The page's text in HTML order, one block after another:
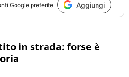
Google preferite Aggiungi
in strada: forse è